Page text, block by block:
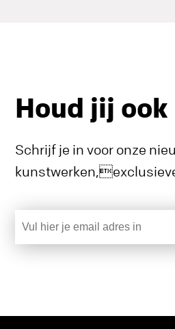
Houd jij
Schrijf je in voor onze